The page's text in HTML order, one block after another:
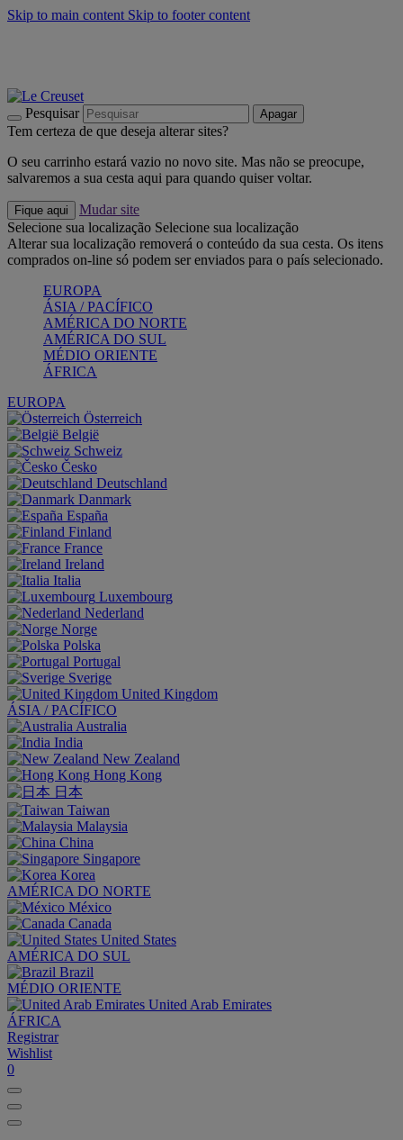
Skip to main content Skip to footer content
Pesquisar Apagar
Tem certeza de que deseja alterar sites?
O seu carrinho estará vazio no novo site. Mas não se preocupe,
salvaremos a sua cesta aqui para quando quiser voltar.
Fique aqui
Mudar site
Selecione sua localização Selecione sua localização
Alterar sua localização removerá o conteúdo da sua cesta. Os itens
comprados on-line só podem ser enviados para o país selecionado.
EUROPA
ÁSIA / PACÍFICO
AMÉRICA DO NORTE
AMÉRICA DO SUL
MÉDIO ORIENTE
ÁFRICA
EUROPA
Österreich
België
Schweiz
Česko
Deutschland
Danmark
España
Finland
France
Ireland
Italia
Luxembourg
Nederland
Norge
Polska
Portugal
Sverige
United Kingdom
ÁSIA / PACÍFICO
Australia
India
New Zealand
Hong Kong
日本
Taiwan
Malaysia
China
Singapore
Korea
AMÉRICA DO NORTE
México
Canada
United States
AMÉRICA DO SUL
Brazil
MÉDIO ORIENTE
United Arab Emirates
ÁFRICA
Registrar
Wishlist
0